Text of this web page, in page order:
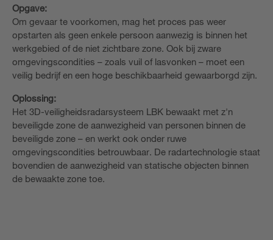
Opgave:
Om gevaar te voorkomen, mag het proces pas weer
opstarten als geen enkele persoon aanwezig is binnen het
werkgebied of de niet zichtbare zone. Ook bij zware
omgevingscondities – zoals vuil of lasvonken – moet een
veilig bedrijf en een hoge beschikbaarheid gewaarborgd zijn.
Oplossing:
Het 3D-veiligheidsradarsysteem LBK bewaakt met z'n
beveiligde zone de aanwezigheid van personen binnen de
beveiligde zone – en werkt ook onder ruwe
omgevingscondities betrouwbaar. De radartechnologie staat
bovendien de aanwezigheid van statische objecten binnen
de bewaakte zone toe.